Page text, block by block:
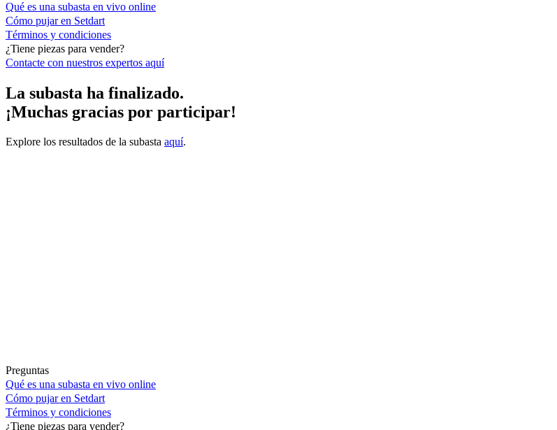
Qué es una subasta en vivo online
Cómo pujar en Setdart
Términos y condiciones
¿Tiene piezas para vender?
Contacte con nuestros expertos aquí
La subasta ha finalizado.
¡Muchas gracias por participar!
Explore los resultados de la subasta aquí.
Preguntas
Qué es una subasta en vivo online
Cómo pujar en Setdart
Términos y condiciones
¿Tiene piezas para vender?